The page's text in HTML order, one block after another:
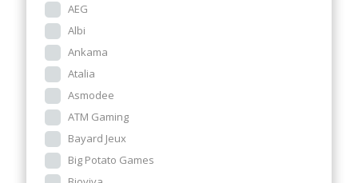
AEG
Albi
Ankama
Atalia
Asmodee
ATM Gaming
Bayard Jeux
Big Potato Games